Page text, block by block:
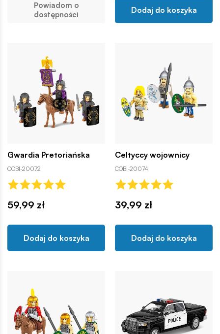
Powiadom o
dostępności
Dodaj do koszyka
Gwardia Pretoriańska
COBI-20072
59,99 zł
Dodaj do koszyka
Celtyccy wojownicy
COBI-20074
39,99 zł
Dodaj do koszyka